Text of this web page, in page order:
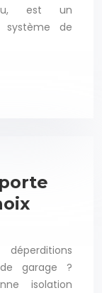
est un
système de
garage ?
isolation